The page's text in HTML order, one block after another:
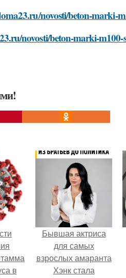
novosti/beton-marki-
novosti/beton-marki-
в
Бывшая актриса
для самых
взрослых амаранта
Хэнк стала